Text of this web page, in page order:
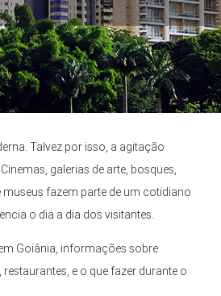
Talvez por isso, a agitação
galerias de arte, bosques,
museus fazem parte de um cotidiano
o dia a dia dos visitantes.
Goiânia, informações sobre
e o que fazer durante o